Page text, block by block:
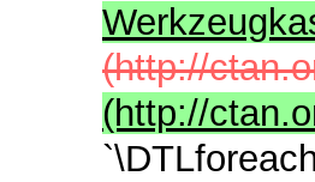
(http://
(http://